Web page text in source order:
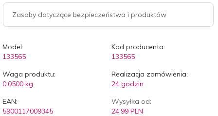
Zasoby dotyczące bezpieczeństwa i produktów
Model:
133565
Kod producenta:
133565
Waga produktu:
0.0500 kg
Realizacja zamówienia:
24 godzin
EAN:
5900117009345
Wysyłka od:
24.99 PLN